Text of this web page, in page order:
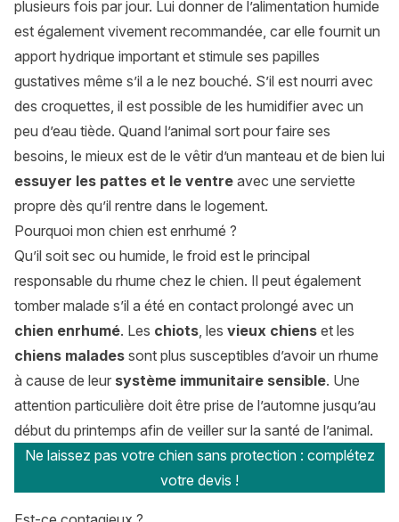
plusieurs fois par jour. Lui donner de l’alimentation humide
est également vivement recommandée, car elle fournit un
apport hydrique important et stimule ses papilles
gustatives même s’il a le nez bouché. S’il est nourri avec
des croquettes, il est possible de les humidifier avec un
peu d’eau tiède. Quand l’animal sort pour faire ses
besoins, le mieux est de le vêtir d’un manteau et de bien lui
essuyer les pattes et le ventre avec une serviette
propre dès qu’il rentre dans le logement.
Pourquoi mon chien est enrhumé ?
Qu’il soit sec ou humide, le froid est le principal
responsable du rhume chez le chien. Il peut également
tomber malade s’il a été en contact prolongé avec un
chien enrhumé. Les chiots, les vieux chiens et les
chiens malades sont plus susceptibles d’avoir un rhume
à cause de leur système immunitaire sensible. Une
attention particulière doit être prise de l’automne jusqu’au
début du printemps afin de veiller sur la santé de l’animal.
Ne laissez pas votre chien sans protection : complétez
votre devis !